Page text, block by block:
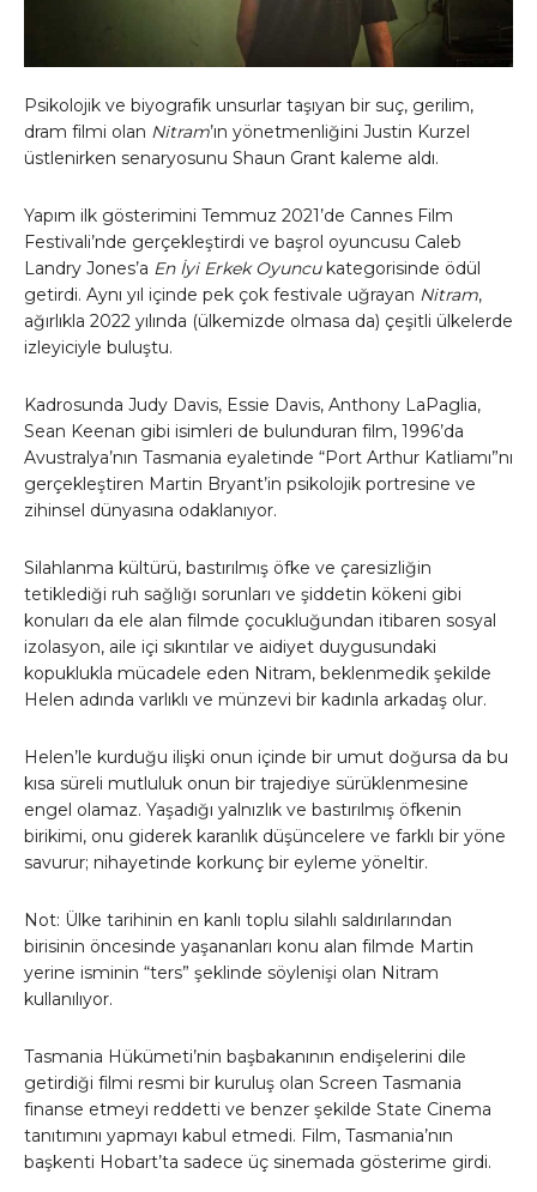
Psikolojik ve biyografik unsurlar taşıyan bir suç, gerilim,
dram filmi olan Nitram’ın yönetmenliğini Justin Kurzel
üstlenirken senaryosunu Shaun Grant kaleme aldı.
Yapım ilk gösterimini Temmuz 2021’de Cannes Film
Festivali’nde gerçekleştirdi ve başrol oyuncusu Caleb
Landry Jones’a En İyi Erkek Oyuncukategorisinde ödül
getirdi. Aynı yıl içinde pek çok festivale uğrayan Nitram,
ağırlıkla 2022 yılında (ülkemizde olmasa da) çeşitli ülkelerde
izleyiciyle buluştu.
Kadrosunda Judy Davis, Essie Davis, Anthony LaPaglia,
Sean Keenan gibi isimleri de bulunduran film, 1996’da
Avustralya’nın Tasmania eyaletinde “Port Arthur Katliamı”nı
gerçekleştiren Martin Bryant’in psikolojik portresine ve
zihinsel dünyasına odaklanıyor.
Silahlanma kültürü, bastırılmış öfke ve çaresizliğin
tetiklediği ruh sağlığı sorunları ve şiddetin kökeni gibi
konuları da ele alan filmde çocukluğundan itibaren sosyal
izolasyon, aile içi sıkıntılar ve aidiyet duygusundaki
kopuklukla mücadele eden Nitram, beklenmedik şekilde
Helen adında varlıklı ve münzevi bir kadınla arkadaş olur.
Helen’le kurduğu ilişki onun içinde bir umut doğursa da bu
kısa süreli mutluluk onun bir trajediye sürüklenmesine
engel olamaz. Yaşadığı yalnızlık ve bastırılmış öfkenin
birikimi, onu giderek karanlık düşüncelere ve farklı bir yöne
savurur; nihayetinde korkunç bir eyleme yöneltir.
Not: Ülke tarihinin en kanlı toplu silahlı saldırılarından
birisinin öncesinde yaşananları konu alan filmde Martin
yerine isminin “ters” şeklinde söylenişi olan Nitram
kullanılıyor.
Tasmania Hükümeti’nin başbakanının endişelerini dile
getirdiği filmi resmi bir kuruluş olan Screen Tasmania
finanse etmeyi reddetti ve benzer şekilde State Cinema
tanıtımını yapmayı kabul etmedi. Film, Tasmania’nın
başkenti Hobart’ta sadece üç sinemada gösterime girdi.